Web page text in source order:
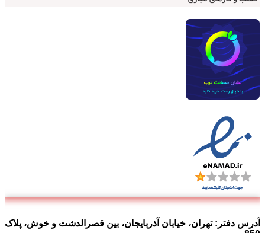
آدرس دفتر: تهران، خیابان آذربایجان، بین قصرالدشت و خوش، پلاک